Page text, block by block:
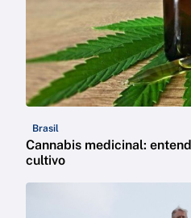
Brasil
Cannabis medicinal:
cultivo